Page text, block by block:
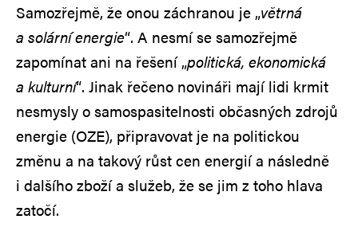
Samozřejmě, že onou záchranou je „větrná
a solární energie“. A nesmí se samozřejmě
zapomínat ani na řešení „politická, ekonomická
a kulturní“. Jinak řečeno novináři mají lidi krmit
nesmysly o samospasitelnosti občasných zdrojů
energie (OZE), připravovat je na politickou
změnu a na takový růst cen energií a následně
i dalšího zboží a služeb, že se jim z toho hlava
zatočí.